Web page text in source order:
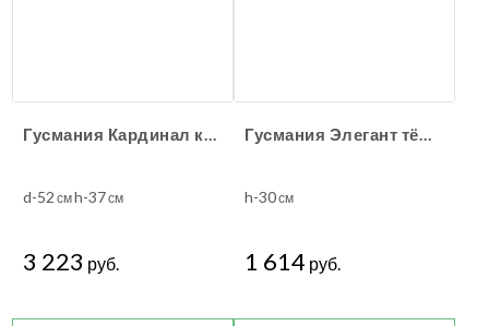
Гусмания Кардинал красная
d-52 смh-37см
3 223 руб.
Гусмания Элегант тёмно-розовая
h-30см
1 614 руб.